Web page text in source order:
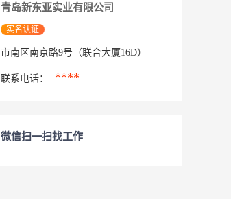
青岛新东亚实业有限公司
实名认证
市南区南京路9号（联合大厦16D）
联系电话： ****
微信扫一扫找工作